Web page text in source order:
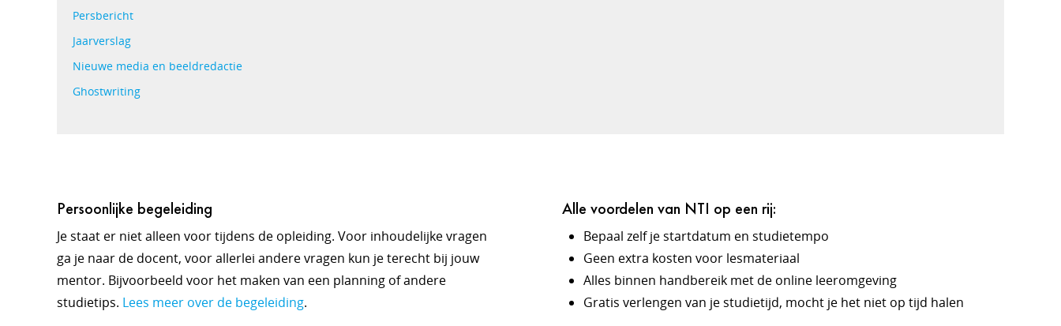
Persbericht
Jaarverslag
Nieuwe media en beeldredactie
Ghostwriting
Persoonlijke begeleiding
Je staat er niet alleen voor tijdens de opleiding. Voor inhoudelijke vragen
ga je naar de docent, voor allerlei andere vragen kun je terecht bij jouw
mentor. Bijvoorbeeld voor het maken van een planning of andere
studietips. Lees meer over de begeleiding.
Alle voordelen van NTI op een rij:
Bepaal zelf je startdatum en studietempo
Geen extra kosten voor lesmateriaal
Alles binnen handbereik met de online leeromgeving
Gratis verlengen van je studietijd, mocht je het niet op tijd halen